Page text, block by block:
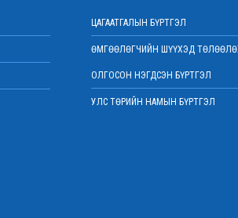
ЦАГААТГАЛЫН БҮРТГЭЛ
ӨМГӨӨЛӨГЧИЙН ШҮҮХЭД
ОЛГОСОН НЭГДСЭН БҮРТГЭЛ
УЛС ТӨРИЙН НАМЫН БҮРТГЭЛ